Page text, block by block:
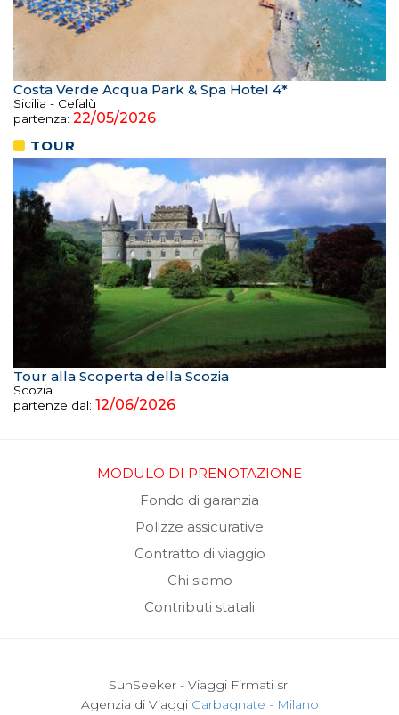
Costa Verde Acqua Park & Spa Hotel 4*
Sicilia - Cefalù
partenza: 22/05/2026
TOUR
Tour alla Scoperta della Scozia
Scozia
partenze dal: 12/06/2026
MODULO DI PRENOTAZIONE
Fondo di garanzia
Polizze assicurative
Contratto di viaggio
Chi siamo
Contributi statali
SunSeeker - Viaggi Firmati srl
Agenzia di Viaggi Garbagnate - Milano